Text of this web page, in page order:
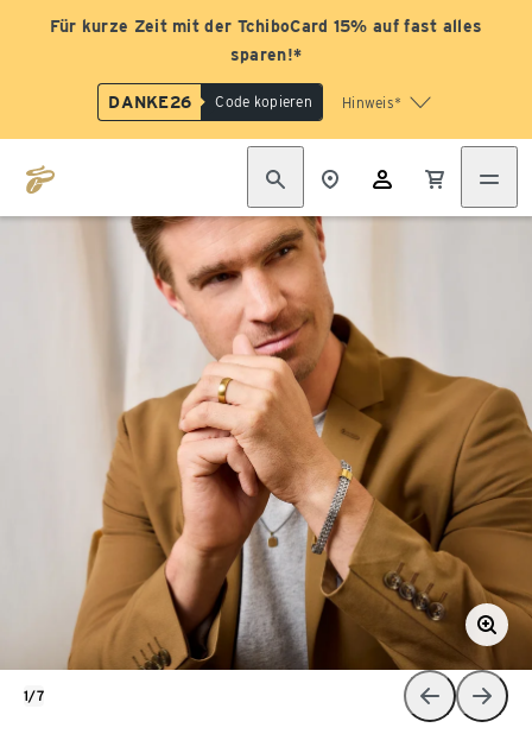
Für kurze Zeit mit der TchiboCard 15% auf fast alles
sparen!*
DANKE26 Code kopieren Hinweis*
1/7